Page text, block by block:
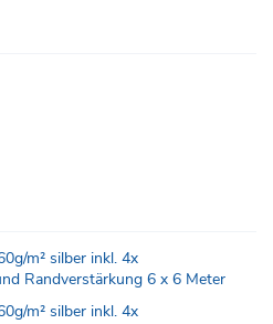
m² silber inkl. 4x
Randverstärkung 6 x 6 Meter
m² silber inkl. 4x